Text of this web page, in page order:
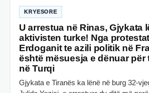
KRYESORE
U arrestua në Rinas, Gjykata
aktivisten turke! Nga
Erdoganit te azili politik në
është mësuesja e dënuar për
në Turqi
Gjykata e Tiranës ka lënë në burg 32-